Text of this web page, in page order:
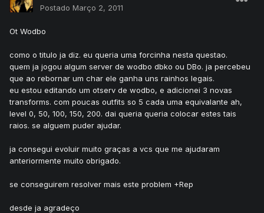
Postado Março 2, 2011
Ot Wodbo
como o titulo ja diz. eu queria uma forcinha nesta questao.
quem ja jogou algum server de wodbo dbko ou DBo. ja percebeu
que ao rebornar um char ele ganha uns rainhos legais.
eu estou editando um otserv de wodbo, e adicionei 3 novas
transforms. com poucas outfits so 5 cada uma equivalante ah,
level 0, 50, 100, 150, 200. dai queria queria colocar estes tais
raios. se alguem puder ajudar.
ja consegui evoluir muito graças a vcs que me ajudaram
anteriormente muito obrigado.
se conseguirem resolver mais este problem +Rep
desde ja agradeço